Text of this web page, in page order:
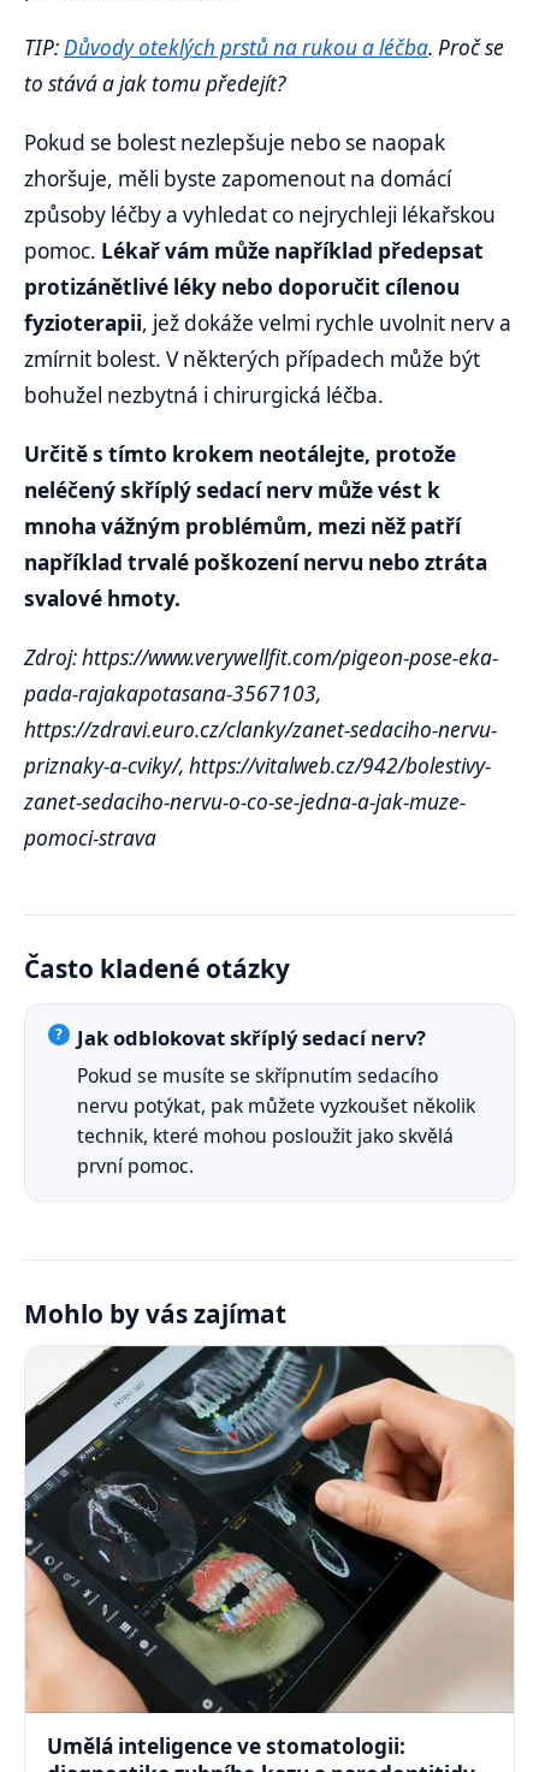
TIP:Důvody oteklých prstů na rukou a léčba. Proč se
to stává a jak tomu předejít?
Pokud se bolest nezlepšuje nebo se naopak
zhoršuje, měli byste zapomenout na domácí
způsoby léčby a vyhledat co nejrychleji lékařskou
pomoc. Lékař vám může například předepsat
protizánětlivé léky nebo doporučit cílenou
fyzioterapii, jež dokáže velmi rychle uvolnit nerv a
zmírnit bolest. V některých případech může být
bohužel nezbytná i chirurgická léčba.
Určitě s tímto krokem neotálejte, protože
neléčený skříplý sedací nerv může vést k
mnoha vážným problémům, mezi něž patří
například trvalé poškození nervu nebo ztráta
svalové hmoty.
Zdroj: https://www.verywellfit.com/pigeon-pose-eka-
pada-rajakapotasana-3567103,
https://zdravi.euro.cz/clanky/zanet-sedaciho-nervu-
priznaky-a-cviky/, https://vitalweb.cz/942/bolestivy-
zanet-sedaciho-nervu-o-co-se-jedna-a-jak-muze-
pomoci-strava
Často kladené otázky
Jak odblokovat skříplý sedací nerv?
Pokud se musíte se skřípnutím sedacího
nervu potýkat, pak můžete vyzkoušet několik
technik, které mohou posloužit jako skvělá
první pomoc.
Mohlo by vás zajímat
Umělá inteligence ve stomatologii: